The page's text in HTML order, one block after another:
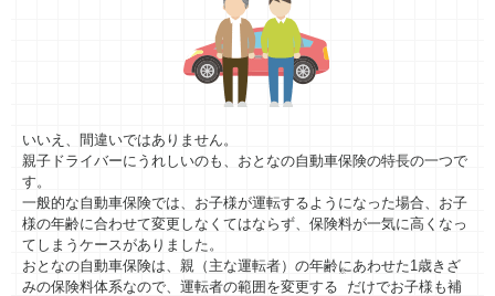
いいえ、間違いではありません。
親子ドライバーにうれしいのも、おとなの自動車保険の特長の一つで
す。
一般的な自動車保険では、お子様が運転するようになった場合、お子
様の年齢に合わせて変更しなくてはならず、保険料が一気に高くなっ
てしまうケースがありました。
おとなの自動車保険は、親（主な運転者）の年齢にあわせた1歳きざ
みの保険料体系なので、運転者の範囲を変更する
※
だけでお子様も補